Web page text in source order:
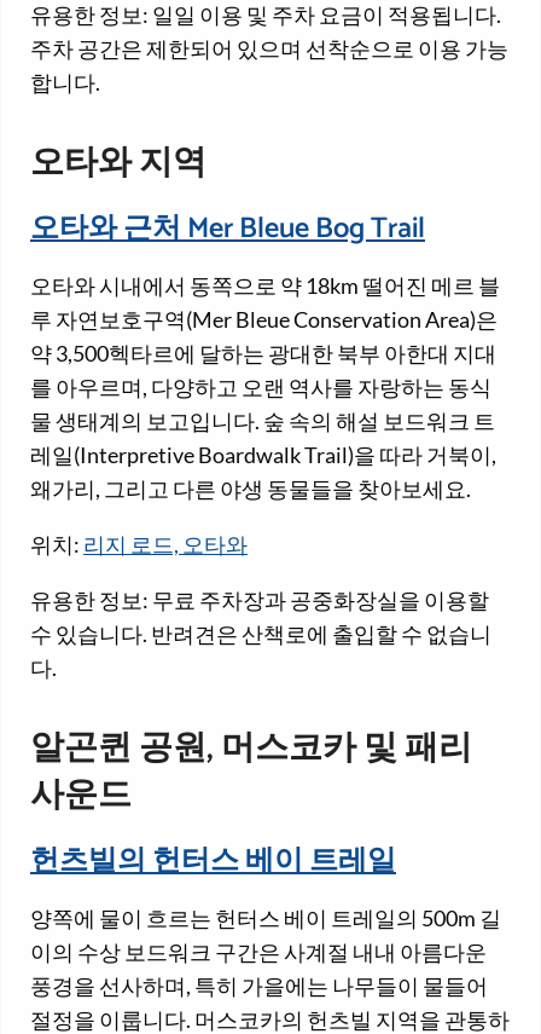
유용한 정보: 일일 이용 및 주차 요금이 적용됩니다.
주차 공간은 제한되어 있으며 선착순으로 이용 가능
합니다.
오타와 지역
오타와 근처 Mer Bleue Bog Trail
오타와 시내에서 동쪽으로 약 18km 떨어진 메르 블
루 자연보호구역(Mer Bleue Conservation Area)은
약 3,500헥타르에 달하는 광대한 북부 아한대 지대
를 아우르며, 다양하고 오랜 역사를 자랑하는 동식
물 생태계의 보고입니다. 숲 속의 해설 보드워크 트
레일(Interpretive Boardwalk Trail)을 따라 거북이,
왜가리, 그리고 다른 야생 동물들을 찾아보세요.
위치: 리지 로드, 오타와
유용한 정보: 무료 주차장과 공중화장실을 이용할
수 있습니다. 반려견은 산책로에 출입할 수 없습니
다.
알곤퀸 공원, 머스코카 및 패리
사운드
헌츠빌의 헌터스 베이 트레일
양쪽에 물이 흐르는 헌터스 베이 트레일의 500m 길
이의 수상 보드워크 구간은 사계절 내내 아름다운
풍경을 선사하며, 특히 가을에는 나무들이 물들어
절정을 이룹니다. 머스코카의 헌츠빌 지역을 관통하